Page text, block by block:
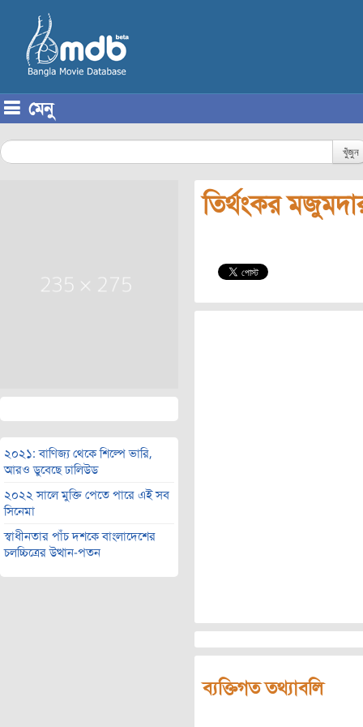
মেনু
খুঁজুন
২০২১: বাণিজ্য থেকে শিল্পে ভারি,
আরও ডুবেছে ঢালিউড
২০২২ সালে মুক্তি পেতে পারে এই সব
সিনেমা
স্বাধীনতার পাঁচ দশকে বাংলাদেশের
চলচ্চিত্রের উত্থান-পতন
তির্থংকর
ব্যক্তিগত তথ্যাবলি